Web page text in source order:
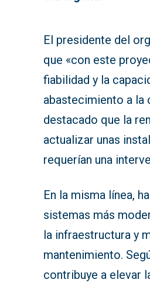
El presidente del
que «con este
fiabilidad y la
abastecimiento a la
destacado que la
actualizar unas
requerían una
En la misma línea,
sistemas más
la infraestructura y
mantenimiento.
contribuye a elevar